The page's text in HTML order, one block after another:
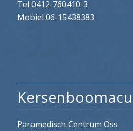
Tel 0412-760410-3
Mobiel 06-15438383
Paramedisch Centrum Oss